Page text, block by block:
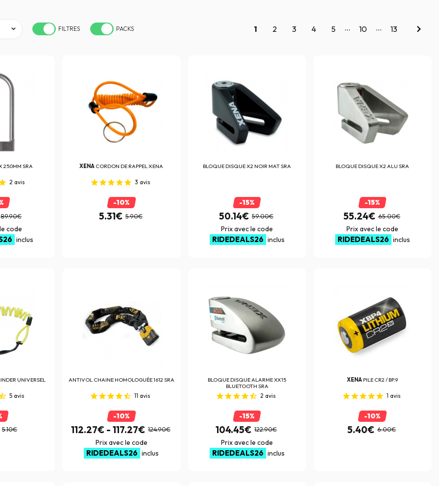
FILTRES PACKS 1 2 3 4 5 ... 10 ... 13
250MM SRA
2 avis
89.90€
code
inclus
XENA CORDON DE RAPPEL XENA
3 avis
-10%
5.31€ 5.90€
BLOQUE DISQUE X2 NOIR MAT SRA
-15%
50.14€ 59.00€
Prix avec le code
RIDEDEALS26 inclus
BLOQUE DISQUE X2 ALU SRA
-15%
55.24€ 65.00€
Prix avec le code
RIDEDEALS26 inclus
UNIVERSEL
5 avis
5.10€
ANTIVOL CHAINE HOMOLOGUÉE 1612 SRA
11 avis
-10%
112.27€ - 117.27€ 124.90€
Prix avec le code
RIDEDEALS26 inclus
BLOQUE DISQUE ALARME XX15
BLUETOOTH SRA
2 avis
-15%
104.45€ 122.90€
Prix avec le code
RIDEDEALS26 inclus
XENA PILE CR2 / BP.9
1 avis
-10%
5.40€ 6.00€